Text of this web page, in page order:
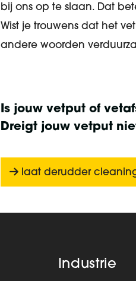
bij ons op te slaan. Dat
Wist je trouwens dat het
andere woorden
Is jouw vetput of
Dreigt jouw vetput
laat derudder
Industrie